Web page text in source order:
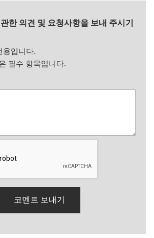
한 의견 및 요청사항을 보내 주시기
용입니다.
필수 항목입니다.